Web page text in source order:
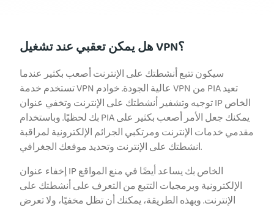
هل يمكن تعقبي عند تشغيل VPN؟
سيكون تتبع أنشطتك على الإنترنت أصعب بكثير عندما
تستخدم خدمة VPN عالية الجودة. خوادم VPN من PIA تعيد
توجيه وتشفير أنشطتك على الإنترنت وتخفي عنوان IP الخاص
بك لحظيًا. وباستخدام PIA يمكنك جعل الأمر أصعب بكثير على
مقدمي خدمات الإنترنت ومرتكبي الجرائم الإلكترونية لمراقبة
انشطتك على الإنترنت وتحديد موقعك الجغرافي.
إخفاء عنوان IP الخاص بك يساعد أيضًا في منع المواقع
الإلكترونية وبرمجيات التتبع من التعرف على أنشطتك على
الإنترنت. وبهذه الطريقة، يمكنك أن تظل مخفيًا، ولا تعرض